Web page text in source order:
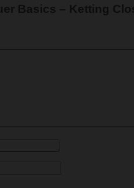
Basics – Ketting